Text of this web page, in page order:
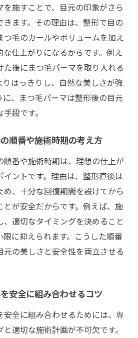
施術後の正しいケア方法を伝
の頻度を保つための工夫ポイ
の持ちを良くするケアのコツ
後のまつ毛ダメージ予防策
前後の注意点を知ろう
施術前後の大切な注意事項
前の準備とアフターケアの違
で気を付けるべきポイント解
施術前後の目元ケア方法
施術時に役立つアドバイス集
で失敗しないための注意点
で個性を引き出すデザイン選
施すことで、目元の印象がさら
きます。その理由は、整形で目の
毛のカールやボリュームを加え
仕上がりになるからです。例え
た後にまつ毛パーマを取り入れる
りはっきりし、自然な美しさが強
、まつ毛パーマは整形後の目元
段です。
順番や施術時期の考え方
順番や施術時期は、理想の仕上が
イントです。理由は、整形直後は
め、十分な回復期間を設けてから
とが安全だからです。例えば、施
適切なタイミングを決めること
に抑えられます。こうした順番
の美しさと安全性を両立させる
安全に組み合わせるコツ
安全に組み合わせるためには、専
適切な施術計画が不可欠です。